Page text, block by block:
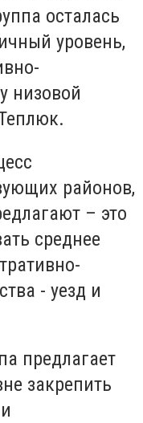
осталась
уровень,
низовой
районов,
– это
среднее
- уезд и
предлагает
закрепить